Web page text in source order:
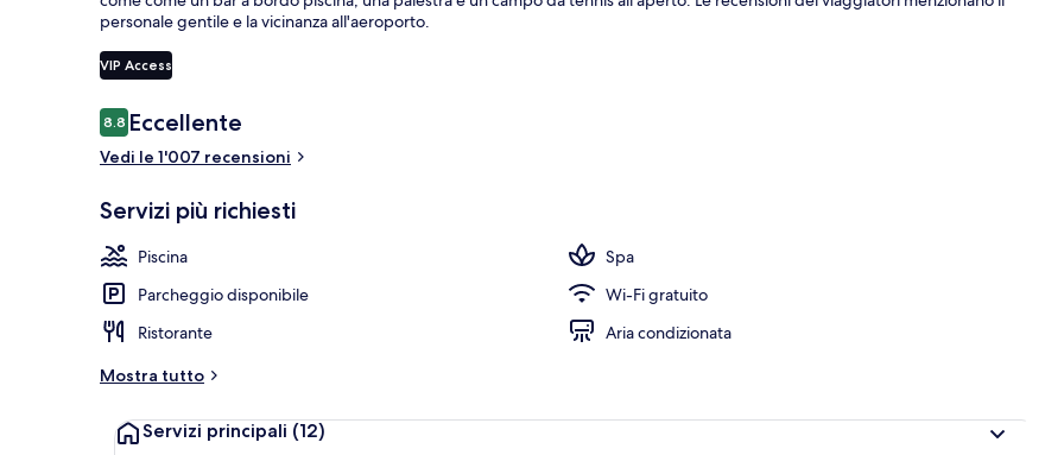
personale gentile e la vicinanza all'aeroporto.
VIP Access
Recensioni
8.88.8 su 10
Eccellente
Vedi le 1'007 recensioni
Servizi più richiesti
Piscina
Spa
Parcheggio disponibile
Wi-Fi gratuito
Ristorante
Aria condizionata
Mostra tutto
Servizi principali (12)